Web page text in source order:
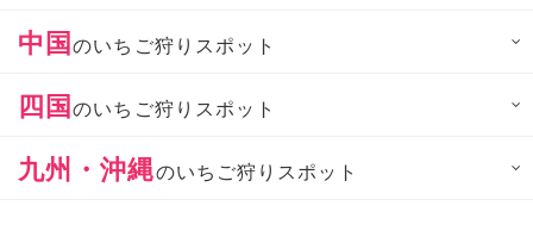
中国のいちご狩りスポット
四国のいちご狩りスポット
九州・沖縄のいちご狩りスポット